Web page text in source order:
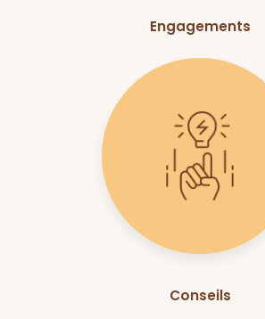
Engagements
Conseils